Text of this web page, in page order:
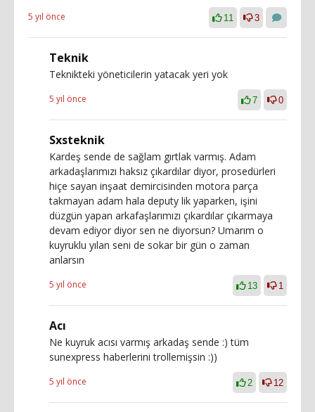
5 yıl önce 11 3
Teknik
Teknikteki yöneticilerin yatacak yeri yok
5 yıl önce 7 0
Sxsteknik
Kardeş sende de sağlam gırtlak varmış. Adam
arkadaşlarımızı haksız çıkardılar diyor, prosedürleri
hiçe sayan inşaat demircisinden motora parça
takmayan adam hala deputy lik yaparken, işini
düzgün yapan arkafaşlarımızı çıkardılar çıkarmaya
devam ediyor diyor sen ne diyorsun? Umarım o
kuyruklu yılan seni de sokar bir gün o zaman
anlarsın
5 yıl önce 13 1
Acı
Ne kuyruk acısı varmış arkadaş sende :) tüm
sunexpress haberlerini trollemişsin :))
5 yıl önce 2 12